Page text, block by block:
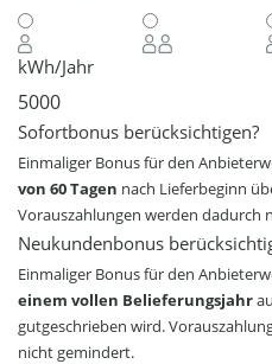
kWh/Jahr
Sofortbonus berücksichtigen?
Einmaliger Bonus für den
von 60 Tagen nach Lieferbeginn
Vorauszahlungen werden dadurch
Neukundenbonus
Einmaliger Bonus für den
einem vollen Belieferungsjahr
gutgeschrieben wird.
nicht gemindert.